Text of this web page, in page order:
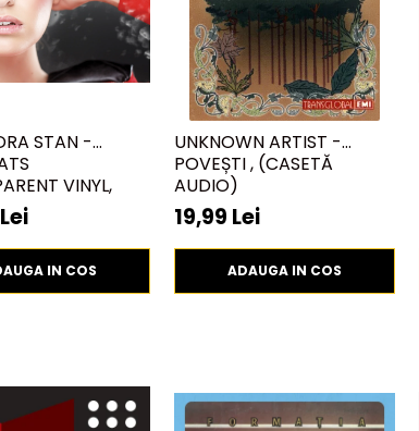
STAN -
VINYL,
) (DISC
IN COS
UNKNOWN ARTIST -
POVEȘTI , (CASETĂ
AUDIO)
19,99 Lei
ADAUGA IN COS